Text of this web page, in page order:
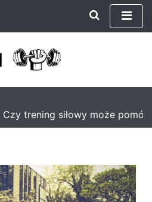
Czy trening siłowy może